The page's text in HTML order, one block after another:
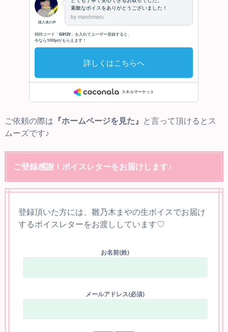
ご依頼の際は 『ホームページを見た』
と言って頂けるとス
ムーズです♪
ご登録感謝！ボイスレターをお届けします♪
登録頂いた方には、雛乃木まやの生ボイスでお届け
するボイスレターをお渡ししています♡
お名前(姓)
メールアドレス(必須)